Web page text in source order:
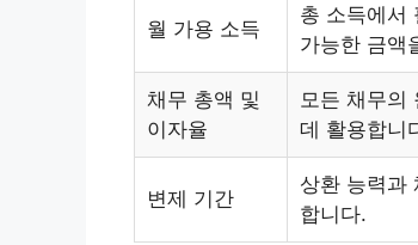
월 가용 소득
총 소득에서
가능한 금액
채무 총액 및
이자율
모든 채무의
데 활용합니
변제 기간
상환 능력과
합니다.